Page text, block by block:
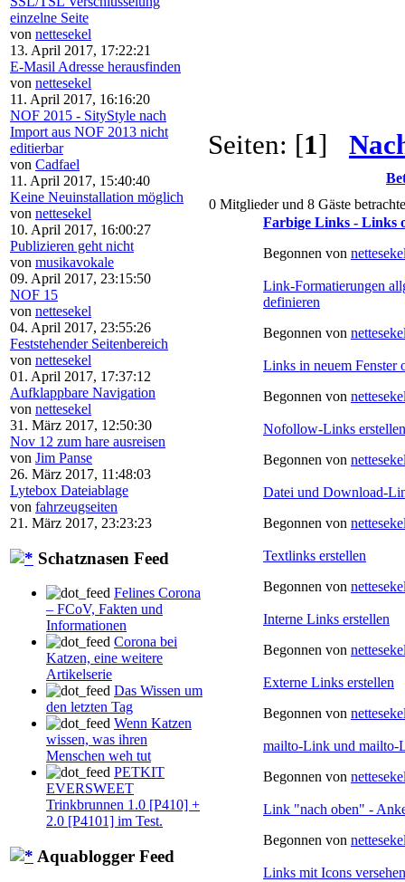
einzelne Seite
von nettesekel
13. April 2017, 17:22:21
E-Masil Adresse herausfinden
von nettesekel
11. April 2017, 16:16:20
NOF 2015 - SityStyle nach
Import aus NOF 2013 nicht
editierbar
von Cadfael
11. April 2017, 15:40:40
Keine Neuinstallation möglich
von nettesekel
10. April 2017, 16:00:27
Publizieren geht nicht
von musikavokale
09. April 2017, 23:15:50
NOF 15
von nettesekel
04. April 2017, 23:55:26
Feststehender Seitenbereich
von nettesekel
01. April 2017, 17:37:12
Aufklappbare Navigation
von nettesekel
31. März 2017, 12:50:30
Nov 12 zum hare ausreisen
von Jim Panse
26. März 2017, 11:48:03
Lytebox Dateiablage
von fahrzeugseiten
21. März 2017, 23:23:23
Schatznasen Feed
Felines Corona
– FCoV, Fakten und
Informationen
Corona bei
Katzen, eine weitere
Artikelserie
Das Wissen um
den letzten Tag
Wenn Katzen
wissen, was ihren
Menschen weh tut
PETKIT
EVERSWEET
Trinkbrunnen 1.0 [P410] +
2.0 [P4101] im Test.
Aquablogger Feed
Seiten: [1]
0 Mitglieder und 8 Gäste
Farbige Links - Links
Begonnen von
Link-Formatierungen
definieren
Begonnen von
Links in neuem Fenster
Begonnen von
Nofollow-Links erstellen
Begonnen von
Datei und Download-
Begonnen von
Textlinks erstellen
Begonnen von
Interne Links erstellen
Begonnen von
Externe Links erstellen
Begonnen von
mailto-Link und mailto-
Begonnen von
Link "nach oben" -
Begonnen von
Links mit Icons versehen